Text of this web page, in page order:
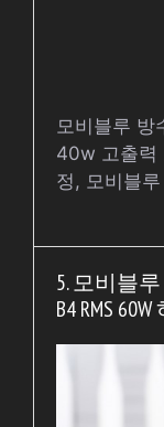
모비블루 방
40w 고출력
정, 모비블
5. 모비블
B4 RMS